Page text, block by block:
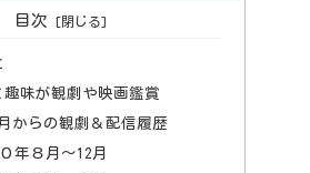
目次
味が観劇や映画鑑賞
からの観劇＆配信履歴
年８月～12月